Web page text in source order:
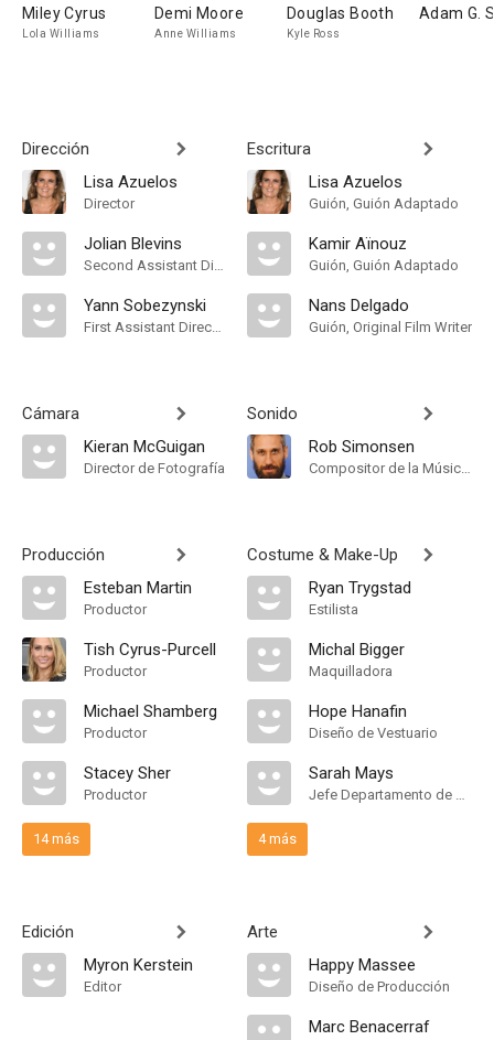
Miley Cyrus
Lola Williams
Demi Moore
Anne Williams
Douglas Booth
Kyle Ross
Adam G.
Dirección
Lisa Azuelos
Director
Jolian Blevins
Second Assistant Director
Yann Sobezynski
First Assistant Director
Cámara
Kieran McGuigan
Director de Fotografía
Producción
Esteban Martin
Productor
Tish Cyrus-Purcell
Productor
Michael Shamberg
Productor
Stacey Sher
Productor
14 más
Edición
Myron Kerstein
Editor
Escritura
Lisa Azuelos
Guión, Guión Adaptado
Kamir Aïnouz
Guión, Guión Adaptado
Nans Delgado
Guión, Original Film Writer
Sonido
Rob Simonsen
Compositor de la Música Original
Costume & Make-Up
Ryan Trygstad
Estilista
Michal Bigger
Maquilladora
Hope Hanafin
Diseño de Vestuario
Sarah Mays
Jefe Departamento de Maquillaje
4 más
Arte
Happy Massee
Diseño de Producción
Marc Benacerraf